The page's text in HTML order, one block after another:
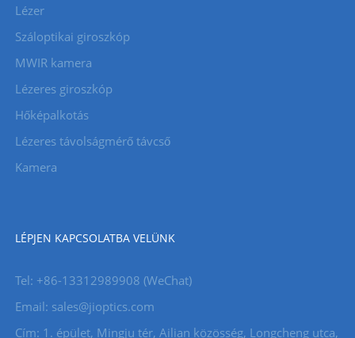
Lézer
Száloptikai giroszkóp
MWIR kamera
Lézeres giroszkóp
Hőképalkotás
Lézeres távolságmérő távcső
Kamera
LÉPJEN KAPCSOLATBA VELÜNK
Tel: +86-13312989908 (WeChat)
Email: sales@jioptics.com
Cím: 1. épület, Mingju tér, Ailian közösség, Longcheng utca,